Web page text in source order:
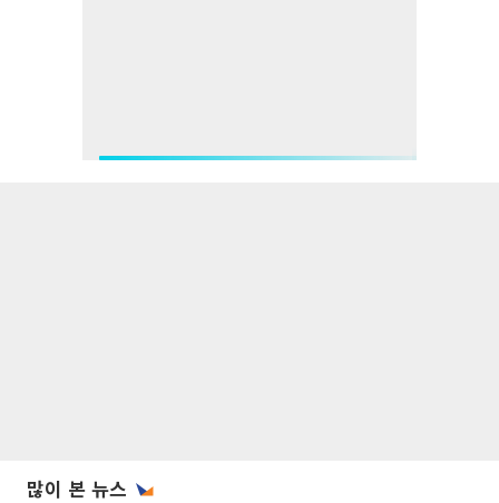
많이 본 뉴스